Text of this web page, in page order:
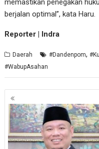
memastikan penegakan
berjalan optimal”, kata Haru.
Reporter | Indra
Daerah #Dandenpom,
#WabupAsahan
Navigasi
pos